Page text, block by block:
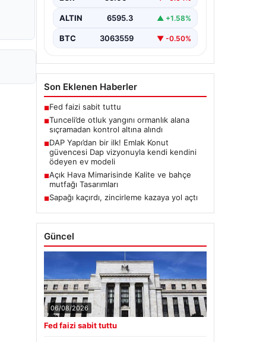
Karyemez köyleri arasında bulunan
belirlenemeyen bir nedenle…
ALTIN 6595.3 ▲ +1.58%
BTC 3063559 ▼ -0.50%
Son Eklenen Haberler
■Fed faizi sabit tuttu
■Tunceli’de otluk yangını ormanlık alana
sıçramadan kontrol altına alındı
■DAP Yapı’dan bir ilk! Emlak Konut
güvencesi Dap vizyonuyla kendi kendini
ödeyen ev modeli
■Açık Hava Mimarisinde Kalite ve bahçe
mutfağı Tasarımları
■Sapağı kaçırdı, zincirleme kazaya yol açtı
Güncel
06/08/2026
Fed faizi sabit tuttu